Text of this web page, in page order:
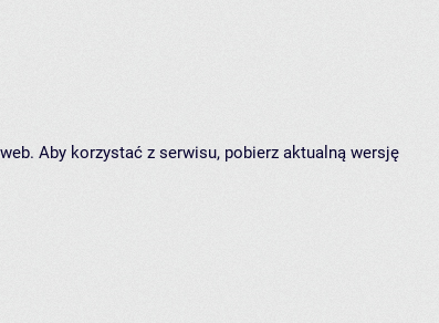
Aby korzystać z serwisu, pobierz aktualną wersję